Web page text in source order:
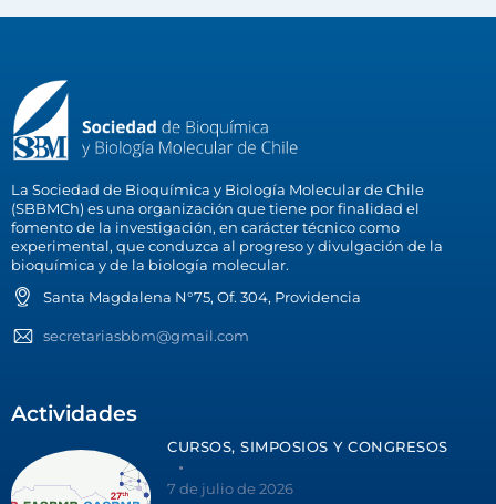
La Sociedad de Bioquímica y Biología Molecular de Chile
(SBBMCh) es una organización que tiene por finalidad el
fomento de la investigación, en carácter técnico como
experimental, que conduzca al progreso y divulgación de la
bioquímica y de la biología molecular.
Santa Magdalena N°75, Of. 304, Providencia
secretariasbbm@gmail.com
Actividades
CURSOS, SIMPOSIOS Y CONGRESOS
7 de julio de 2026